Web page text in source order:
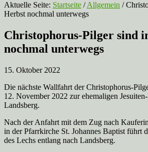
Aktuelle Seite: Startseite / Allgemein /
Herbst nochmal unterwegs
Christophorus-Pilger sind
nochmal unterwegs
15. Oktober 2022
Die nächste Wallfahrt der Christophorus-
12. November 2022 zur ehemaligen
Landsberg.
Nach der Anfahrt mit dem Zug nach
in der Pfarrkirche St. Johannes Baptist führt
des Lechs entlang nach Landsberg.